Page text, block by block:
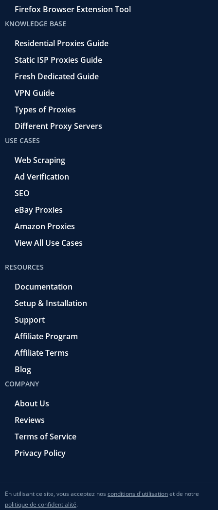
Firefox Browser Extension Tool
KNOWLEDGE BASE
Residential Proxies Guide
Static ISP Proxies Guide
Fresh Dedicated Guide
VPN Guide
Types of Proxies
Different Proxy Servers
USE CASES
Web Scraping
Ad Verification
SEO
eBay Proxies
Amazon Proxies
View All Use Cases
RESOURCES
Documentation
Setup & Installation
Support
Affiliate Program
Affiliate Terms
Blog
COMPANY
About Us
Reviews
Terms of Service
Privacy Policy
En utilisant ce site, vous acceptez nos conditions d'utilisationet de notre
politique de confidentialité.